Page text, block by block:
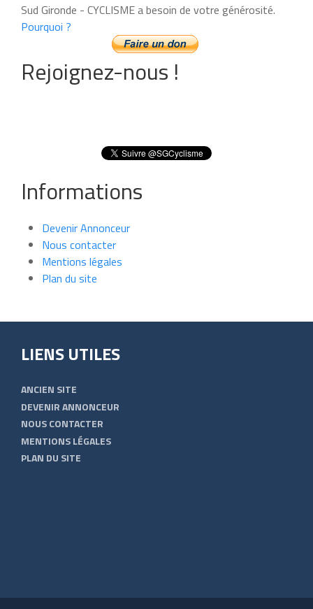
Sud Gironde - CYCLISME a besoin de votre générosité.
Pourquoi ?
Rejoignez-nous !
Informations
Devenir Annonceur
Nous contacter
Mentions légales
Plan du site
LIENS UTILES
ANCIEN SITE
DEVENIR ANNONCEUR
NOUS CONTACTER
MENTIONS LÉGALES
PLAN DU SITE